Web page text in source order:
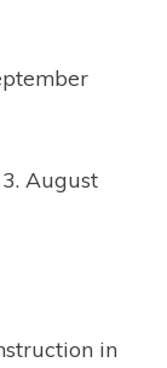
August
in